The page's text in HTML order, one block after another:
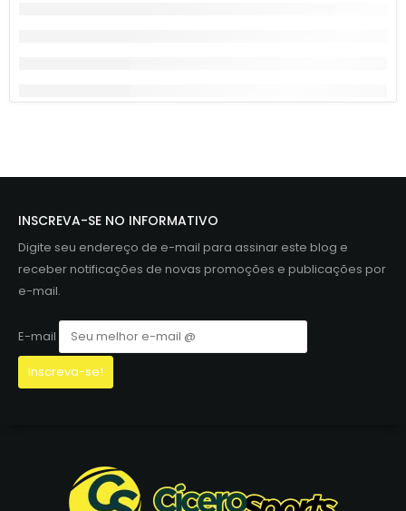
INSCREVA-SE NO INFORMATIVO
Digite seu endereço de e-mail para assinar este blog e
receber notificações de novas promoções e publicações por
e-mail.
E-mail